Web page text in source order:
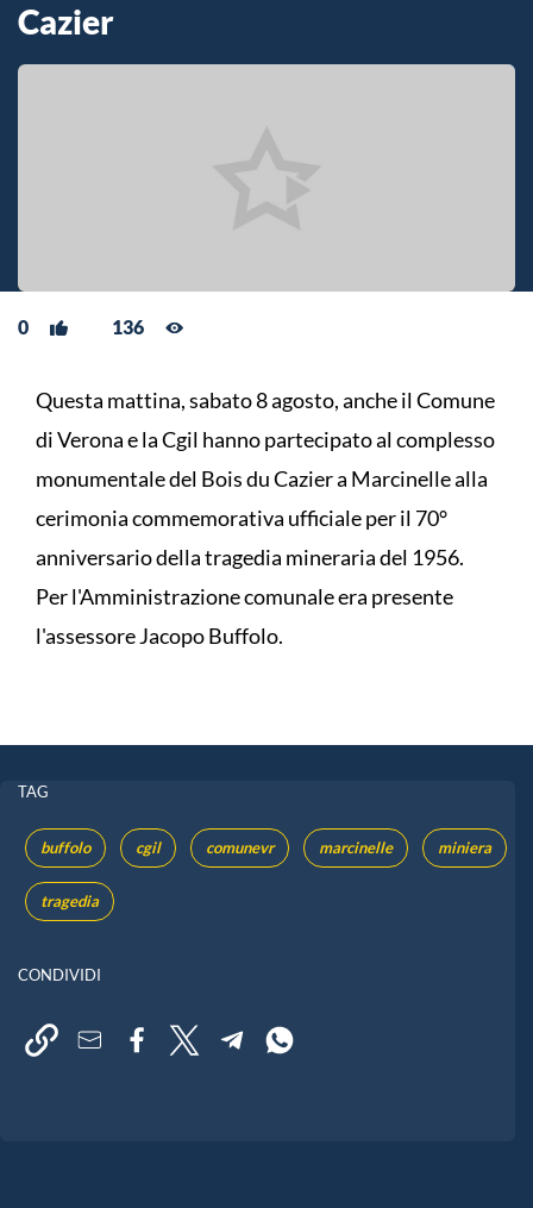
Cazier
0 136
Questa mattina, sabato 8 agosto, anche il Comune
di Verona e la Cgil hanno partecipato al complesso
monumentale del Bois du Cazier a Marcinelle alla
cerimonia commemorativa ufficiale per il 70°
anniversario della tragedia mineraria del 1956.
Per l'Amministrazione comunale era presente
l'assessore Jacopo Buffolo.
TAG
buffolo cgil comunevr marcinelle miniera
tragedia
CONDIVIDI